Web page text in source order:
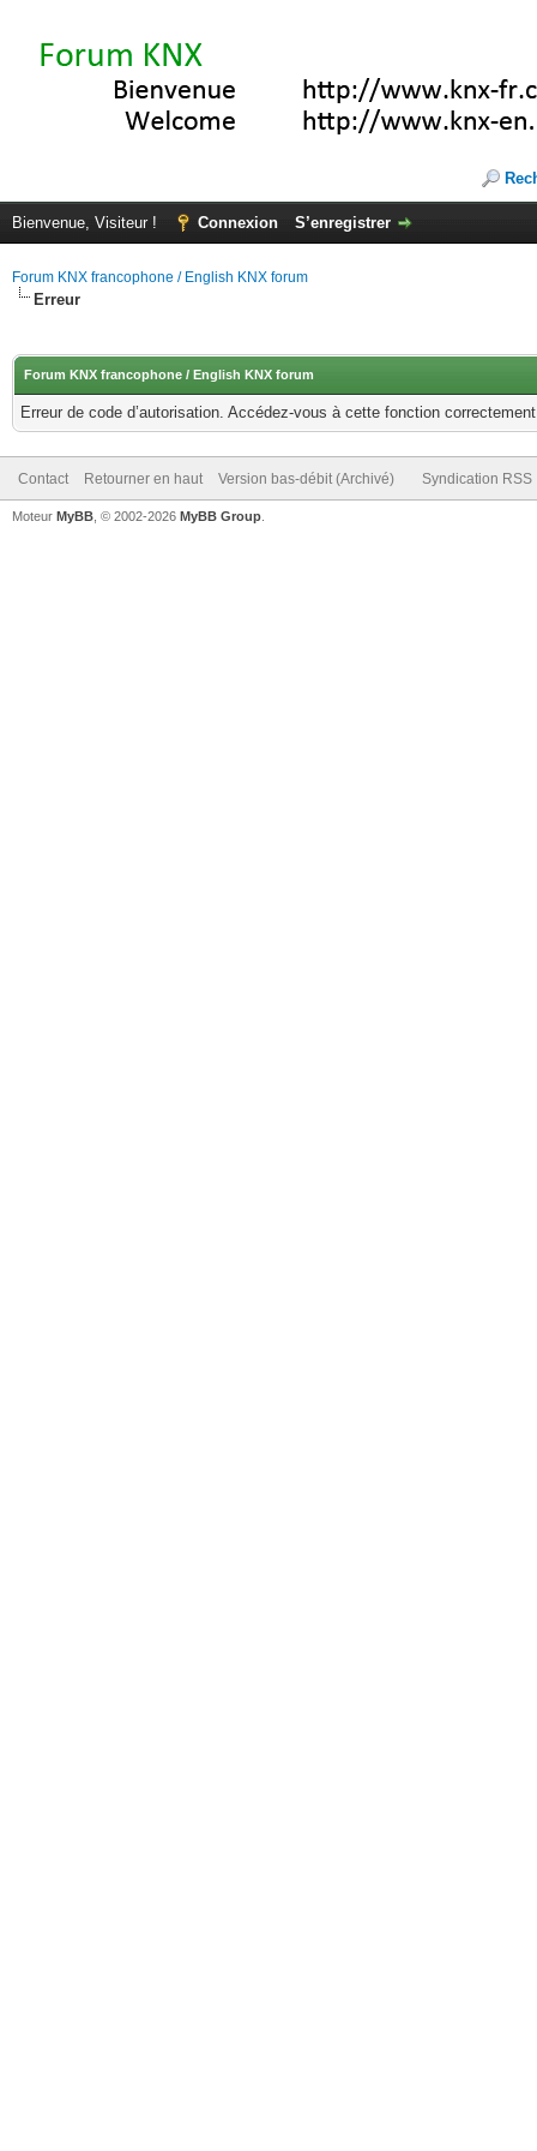
Bienvenue, Visiteur ! Connexion S’enregistrer
Forum KNX francophone / English KNX forum
Erreur
Forum KNX francophone / English KNX forum
Erreur de code d’autorisation. Accédez-vous à cette fonction
Contact Retourner en haut Version bas-débit (Archivé) Syndication RSS
Moteur MyBB , © 2002-2026 MyBB Group